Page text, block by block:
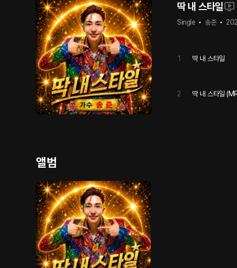
딱 내 스타일
Single 송준
1 딱 내 스타일
2 딱 내 스타일
앨범